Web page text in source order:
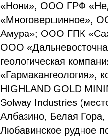
«Нони», ООО ГРФ
«Многовершинное»,
Амура»; ООО ГПК
ООО
геологическая
«Гармакангеология»,
HIGHLAND GOLD
Solway Industries
Албазино, Белая Гора,
Любавинское рудное